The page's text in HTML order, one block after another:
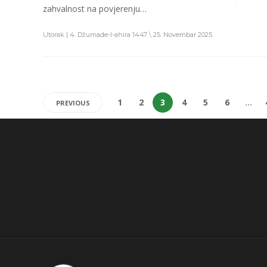
zahvalnost na povjerenju…
Utorak | 4. Džumade-l-ahira 1447 \ 25. Novembar 2025
PREVIOUS 1 2 3 4 5 6 …